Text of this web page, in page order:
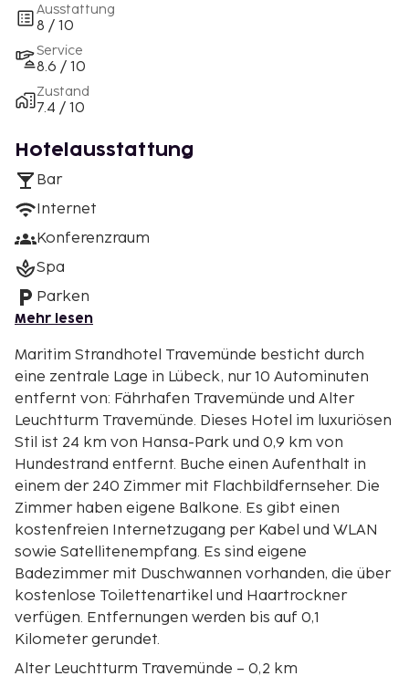
Ausstattung
8 / 10
Service
8.6 / 10
Zustand
7.4 / 10
Hotelausstattung
Bar
Internet
Konferenzraum
Spa
Parken
Mehr lesen
Maritim Strandhotel Travemünde besticht durch
eine zentrale Lage in Lübeck, nur 10 Autominuten
entfernt von: Fährhafen Travemünde und Alter
Leuchtturm Travemünde. Dieses Hotel im luxuriösen
Stil ist 24 km von Hansa-Park und 0,9 km von
Hundestrand entfernt. Buche einen Aufenthalt in
einem der 240 Zimmer mit Flachbildfernseher. Die
Zimmer haben eigene Balkone. Es gibt einen
kostenfreien Internetzugang per Kabel und WLAN
sowie Satellitenempfang. Es sind eigene
Badezimmer mit Duschwannen vorhanden, die über
kostenlose Toilettenartikel und Haartrockner
verfügen. Entfernungen werden bis auf 0,1
Kilometer gerundet.
Alter Leuchtturm Travemünde – 0,2 km